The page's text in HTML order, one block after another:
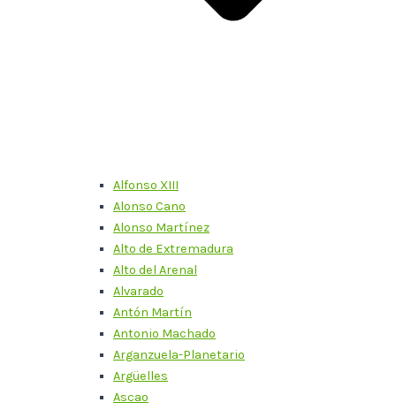
Alfonso XIII
Alonso Cano
Alonso Martínez
Alto de Extremadura
Alto del Arenal
Alvarado
Antón Martín
Antonio Machado
Arganzuela-Planetario
Argüelles
Ascao